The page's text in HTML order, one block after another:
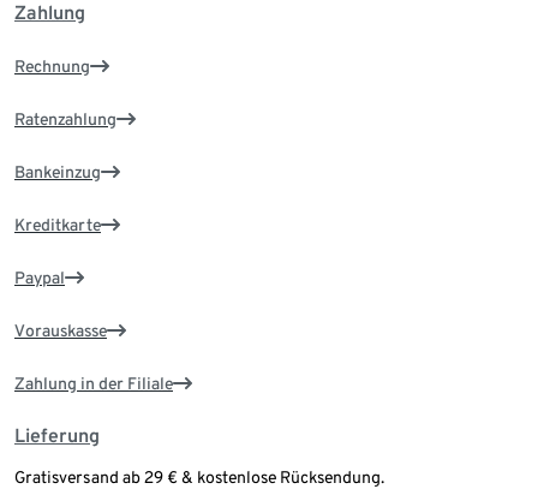
Zahlung
Rechnung
Ratenzahlung
Bankeinzug
Kreditkarte
Paypal
Vorauskasse
Zahlung in der Filiale
Lieferung
Gratisversand ab 29 € & kostenlose Rücksendung.